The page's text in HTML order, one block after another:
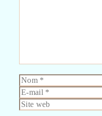
Nom
E-
mail
Site
web